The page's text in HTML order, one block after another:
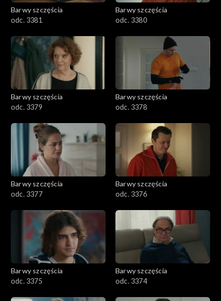
1101–1200
1001–1100
901–1000
801–900
782–800
Barwy szczęścia
odc. 3381
Barwy szczęścia
odc. 3380
Barwy szczęścia
odc. 3379
Barwy szczęścia
odc. 3378
Barwy szczęścia
odc. 3377
Barwy szczęścia
odc. 3376
Barwy szczęścia
odc. 3375
Barwy szczęścia
odc. 3374